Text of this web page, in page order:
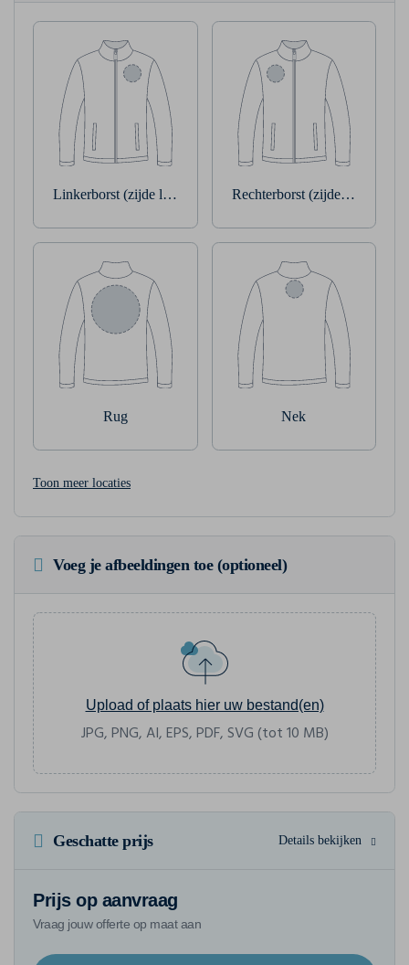
Linkerborst (zijde linkerarm) Rechterborst (zijde
Rug Nek
Toon meer locaties
Voeg je afbeeldingen toe (optioneel)
Upload of plaats hier uw bestand(en)
JPG, PNG, AI, EPS, PDF, SVG (tot 10 MB)
Geschatte prijs Details bekijken
Prijs op aanvraag
Vraag jouw offerte op maat aan